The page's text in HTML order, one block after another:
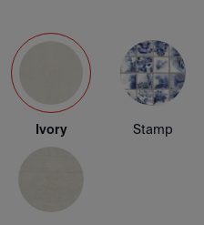
Ivory Stamp